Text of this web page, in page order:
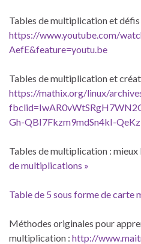
Tables de multiplication et défis
https://www.youtube.com/
AefE&feature=youtu.be
Tables de multiplication et
https://mathix.org/linux/
Gh-QBI7Fkzm9mdSn4kI-
Tables de multiplication : mieux
de multiplications »
Table de 5 sous forme de carte
Méthodes originales pour
multiplication : http://